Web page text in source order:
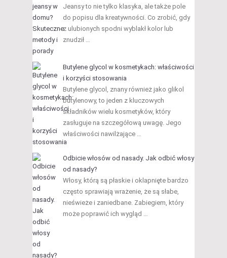
Jeansy to nie tylko klasyka, ale także pole
do popisu dla kreatywności. Co zrobić, gdy
z ulubionych spodni wyblakł kolor lub
znudził …
Butylene glycol w kosmetykach: właściwości
i korzyści stosowania
Butylene glycol, znany również jako glikol
butylenowy, to jeden z kluczowych
składników wielu kosmetyków, który
zasługuje na szczegółową uwagę. Jego
właściwości nawilżające …
Odbicie włosów od nasady. Jak odbić włosy
od nasady?
Włosy, którą są płaskie i oklapnięte bardzo
często sprawiają wrażenie, że są słabe,
nieświeże i zaniedbane. Zabiegiem, który
może poprawić ich wygląd …